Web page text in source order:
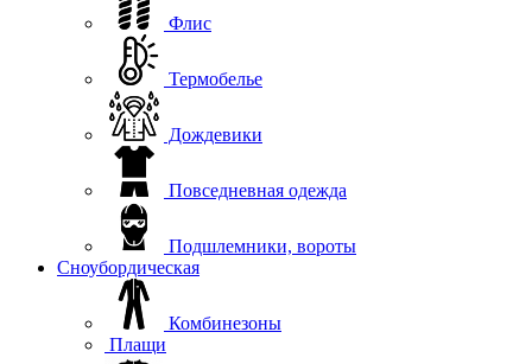
Флис
Термобелье
Дождевики
Повседневная одежда
Подшлемники, вороты
Сноубордическая
Комбинезоны
Плащи